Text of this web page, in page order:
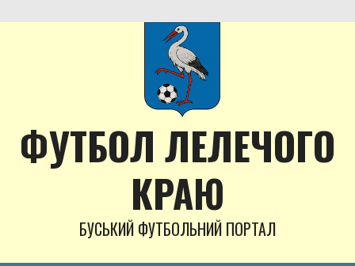
to
ФУТБОЛ ЛЕЛЕЧОГО
КРАЮ
БУСЬКИЙ ФУТБОЛЬНИЙ ПОРТАЛ